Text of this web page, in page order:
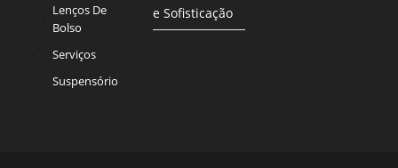
Lenços De
Bolso
Serviços
Suspensório
e Sofisticação